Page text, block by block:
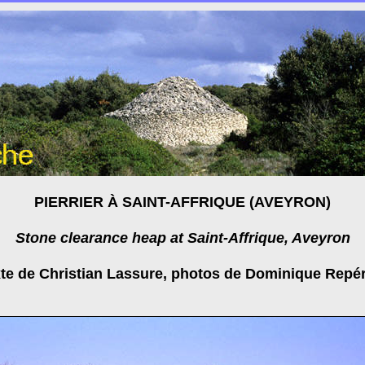
PIERRIER À SAINT-AFFRIQUE (AVEYRON)
Stone clearance heap at Saint-Affrique, Aveyron
de Christian Lassure, photos de Dominique